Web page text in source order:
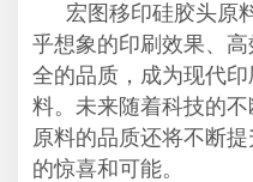
宏图移印硅胶头原
乎想象的印刷效果、
全的品质，成为现代
料。未来随着科技的
原料的品质还将不断
的惊喜和可能。